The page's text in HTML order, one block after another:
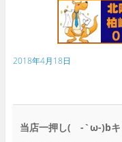
2018年4月18日
当店一押し( -`ω-)bキ